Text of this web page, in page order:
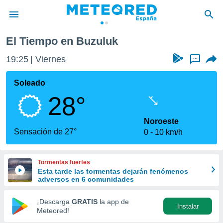
de
por
que se
calidad.
a este
las
y
forma
digital
basada
El Tiempo en Buzuluk
19:25 Viernes ...
Soleado
28°
Sensación de 27°
Noroeste
0
10 km/h
Tormentas fuertes
Esta tarde las tormentas dejarán fenómenos
adversos en 6 comunidades
¡Descarga GRATIS la app de
Meteored!
Instalar